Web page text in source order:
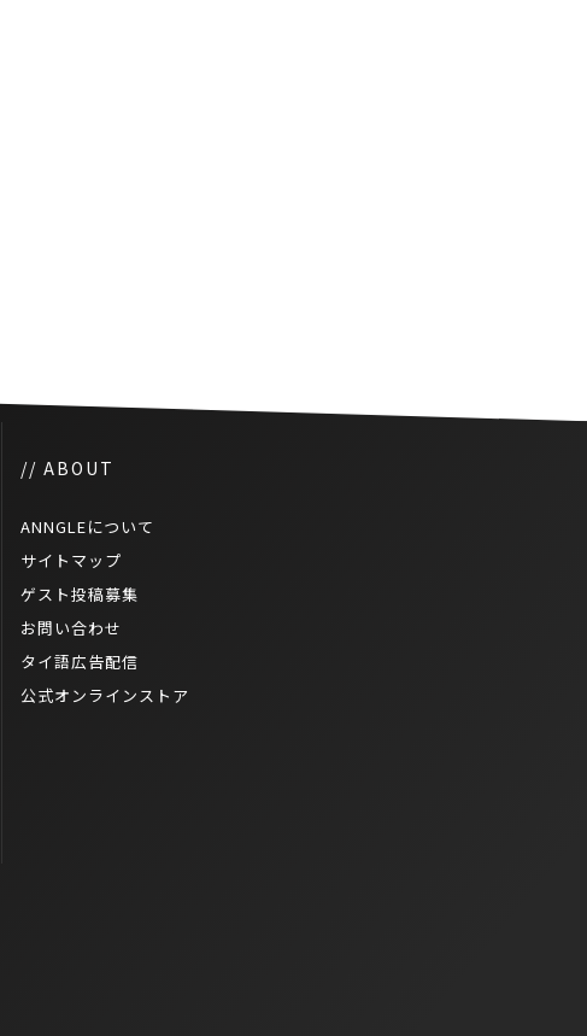
// ABOUT
ANNGLEについて
サイトマップ
ゲスト投稿募集
お問い合わせ
タイ語広告配信
公式オンラインストア